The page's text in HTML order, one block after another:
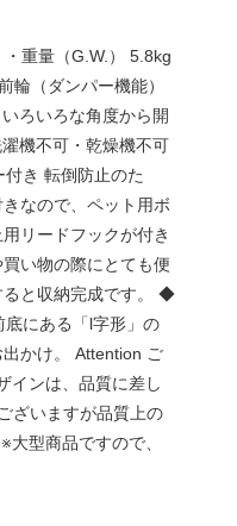
重量（G.W.） 5.8kg
（ダンパー機能）
ろいろな角度から開
機不可・乾燥機不可
き 転倒防止のた
なので、ペット用ボ
リードフックが付き
い物の際にとても便
ると収納完成です。 ◆
にある「l字形」の
かけ。 Attention ご
インは、品質に差し
ざいますが品質上の
型商品ですので、